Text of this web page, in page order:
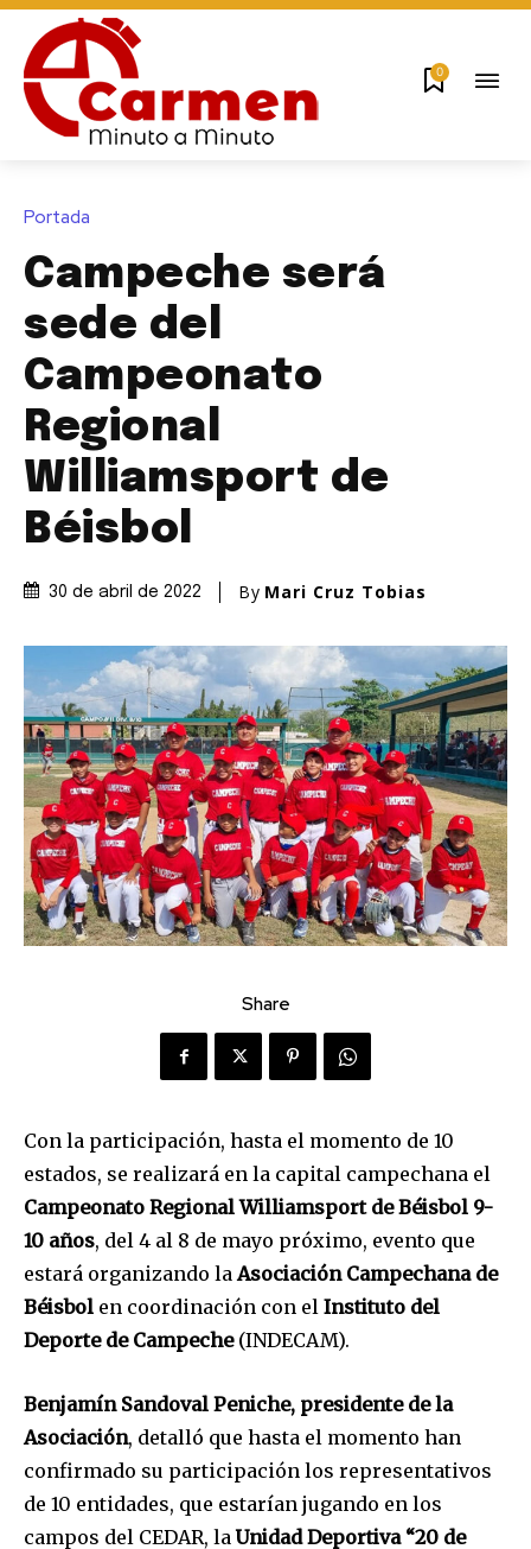
0
Portada
Campeche será
sede del
Campeonato
Regional
Williamsport de
Béisbol
30 de abril de 2022 By Mari Cruz Tobias
Share
Con la participación, hasta el momento de 10
estados, se realizará en la capital campechana el
Campeonato Regional Williamsport de Béisbol 9-
10 años, del 4 al 8 de mayo próximo, evento que
estará organizando laAsociación Campechana de
Béisbol en coordinación con el Instituto del
Deporte de Campeche(INDECAM).
Benjamín Sandoval Peniche, presidente de la
Asociación, detalló que hasta el momento han
confirmado su participación los representativos
de 10 entidades, que estarían jugando en los
campos del CEDAR, laUnidad Deportiva “20 de